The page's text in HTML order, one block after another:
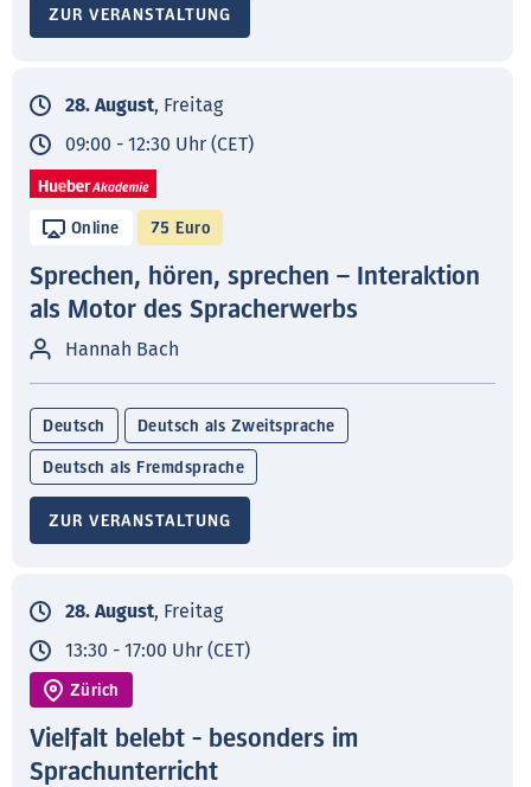
ZUR VERANSTALTUNG
28. August, Freitag
09:00 - 12:30 Uhr (CET)
Online 75 Euro
Sprechen, hören, sprechen – Interaktion
als Motor des Spracherwerbs
Hannah Bach
Deutsch Deutsch als Zweitsprache
Deutsch als Fremdsprache
ZUR VERANSTALTUNG
28. August, Freitag
13:30 - 17:00 Uhr (CET)
Zürich
Vielfalt belebt - besonders im
Sprachunterricht